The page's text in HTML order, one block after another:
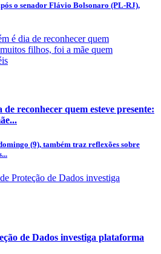
o senador Flávio Bolsonaro (PL-RJ),
reconhecer quem esteve presente:
(9), também traz reflexões sobre
de Dados investiga plataforma